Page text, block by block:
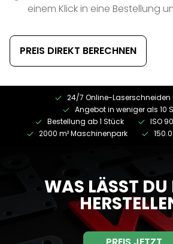
einem Klick in eine Bestellung
PREIS DIREKT BERECHNEN
24/7 Online-Laserschneiden
Angebot in weniger als 10
Bestellung ab 1 Stück
ISO
2000 m² Maschinenpark
WAS LÄSST DU